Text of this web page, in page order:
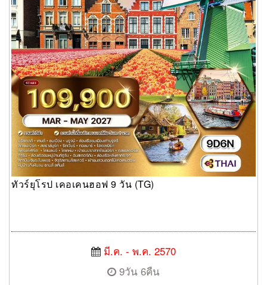
ทัวร์ยุโรป เคอเคนฮอฟ 9 วัน (TG)
มี.ค. - พ.ค. 2570
9วัน 6คืน